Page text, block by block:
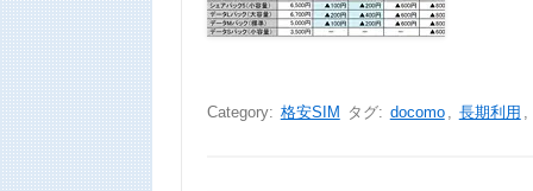
Category: 格安SIM タグ: docomo , 長期利用 ,